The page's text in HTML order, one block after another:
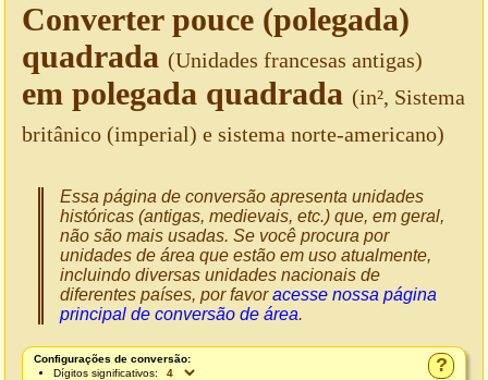
Converter pouce (polegada)
quadrada (Unidades francesas antigas)
em polegada quadrada (in², Sistema
britânico (imperial) e sistema norte-americano)
Essa página de conversão apresenta unidades
históricas (antigas, medievais, etc.) que, em geral,
não são mais usadas. Se você procura por
unidades de área que estão em uso atualmente,
incluindo diversas unidades nacionais de
diferentes países, por favoracesse nossa página
principal de conversão de área.
?
Configurações de conversão:
Dígitos significativos: